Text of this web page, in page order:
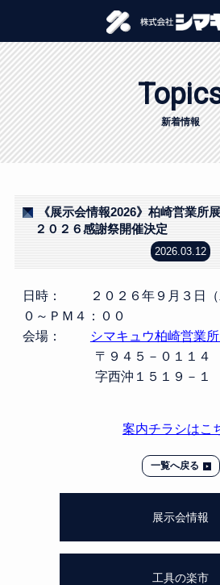
新着情報
2026.03.12
《展示会情報2026》柏崎営業所
２０２６感謝祭開催決定
日時： ２０２６年９月３日（
０～ＰＭ４：００
会場：
シマキュウ柏崎営業
〒９４５－０１１
字西沖１５１９－１
案内チラシはこ
一覧へ戻る
展示会情報
工具の楽市